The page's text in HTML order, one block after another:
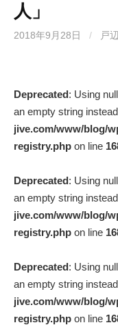
人」
2018年9月28日 / 戸
Deprecated: Using
an empty string
jive.com/www/blog/
registry.php on line
Deprecated: Using
an empty string
jive.com/www/blog/
registry.php on line
Deprecated: Using
an empty string
jive.com/www/blog/
registry.php on line